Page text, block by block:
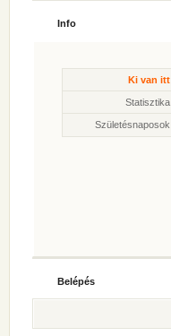
Info
Ki van itt
Statisztika
Születésnaposok
Belépés